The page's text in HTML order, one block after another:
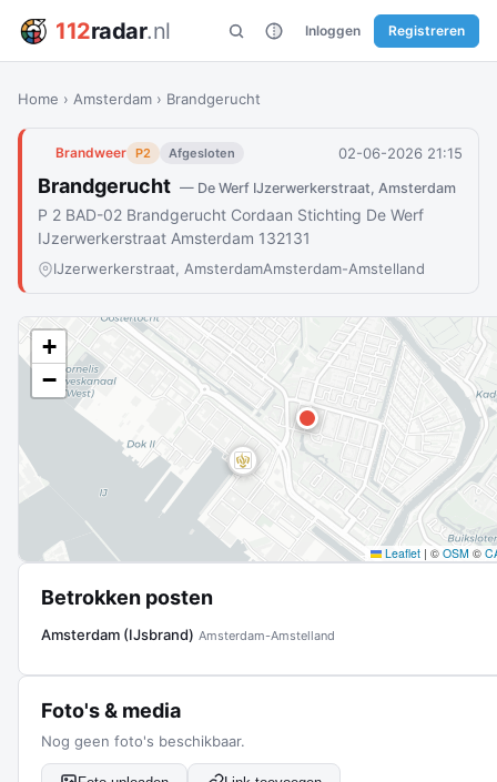
112radar.nl Inloggen Registreren
Home › Amsterdam › Brandgerucht
Brandweer P2 Afgesloten 02-06-2026 21:15
Brandgerucht — De Werf IJzerwerkerstraat, Amsterdam
P 2 BAD-02 Brandgerucht Cordaan Stichting De Werf
IJzerwerkerstraat Amsterdam 132131
IJzerwerkerstraat, AmsterdamAmsterdam-Amstelland
+
−
Leaflet | © OSM ©
Betrokken posten
Amsterdam (IJsbrand) Amsterdam-Amstelland
Foto's & media
Nog geen foto's beschikbaar.